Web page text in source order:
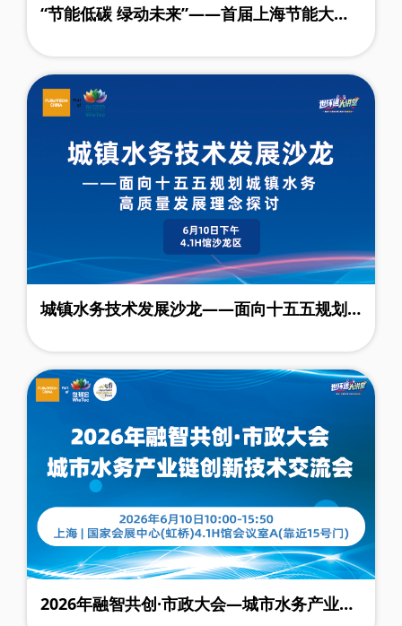
“节能低碳 绿动未来”——首届上海节能大会
城镇水务技术发展沙龙——面向十五五规划
2026年融智共创·市政大会—城市水务产业链